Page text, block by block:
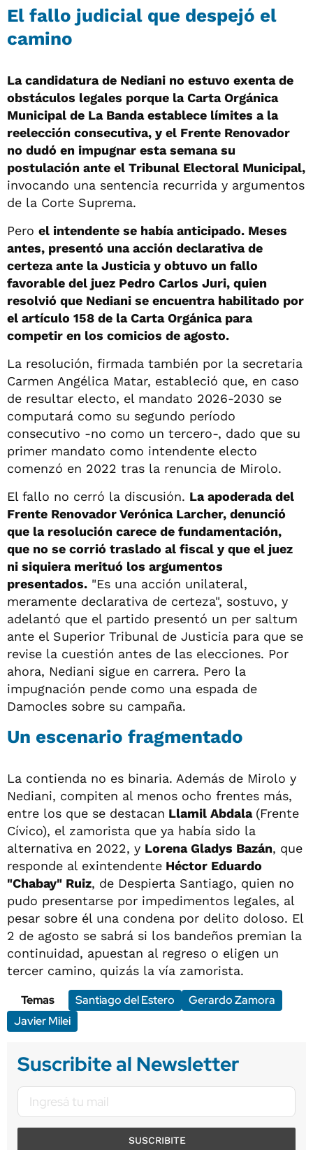
El fallo judicial que despejó el
camino
La candidatura de Nediani no estuvo exenta de
obstáculos legales porque la Carta Orgánica
Municipal de La Banda establece límites a la
reelección consecutiva, y el Frente Renovador
no dudó en impugnar esta semana su
postulación ante el Tribunal Electoral Municipal,
invocando una sentencia recurrida y argumentos
de la Corte Suprema.
Pero el intendente se había anticipado. Meses
antes, presentó una acción declarativa de
certeza ante la Justicia y obtuvo un fallo
favorable del juez Pedro Carlos Juri, quien
resolvió que Nediani se encuentra habilitado por
el artículo 158 de la Carta Orgánica para
competir en los comicios de agosto.
La resolución, firmada también por la secretaria
Carmen Angélica Matar, estableció que, en caso
de resultar electo, el mandato 2026-2030 se
computará como su segundo período
consecutivo -no como un tercero-, dado que su
primer mandato como intendente electo
comenzó en 2022 tras la renuncia de Mirolo.
El fallo no cerró la discusión. La apoderada del
Frente Renovador Verónica Larcher, denunció
que la resolución carece de fundamentación,
que no se corrió traslado al fiscal y que el juez
ni siquiera merituó los argumentos
presentados. "Es una acción unilateral,
meramente declarativa de certeza", sostuvo, y
adelantó que el partido presentó un per saltum
ante el Superior Tribunal de Justicia para que se
revise la cuestión antes de las elecciones. Por
ahora, Nediani sigue en carrera. Pero la
impugnación pende como una espada de
Damocles sobre su campaña.
Un escenario fragmentado
La contienda no es binaria. Además de Mirolo y
Nediani, compiten al menos ocho frentes más,
entre los que se destacan Llamil Abdala (Frente
Cívico), el zamorista que ya había sido la
alternativa en 2022, y Lorena Gladys Bazán, que
responde al exintendente Héctor Eduardo
"Chabay" Ruiz, de Despierta Santiago, quien no
pudo presentarse por impedimentos legales, al
pesar sobre él una condena por delito doloso. El
2 de agosto se sabrá si los bandeños premian la
continuidad, apuestan al regreso o eligen un
tercer camino, quizás la vía zamorista.
Temas
Santiago del Estero
Gerardo Zamora
Javier Milei
Suscribite al Newsletter
SUSCRIBITE